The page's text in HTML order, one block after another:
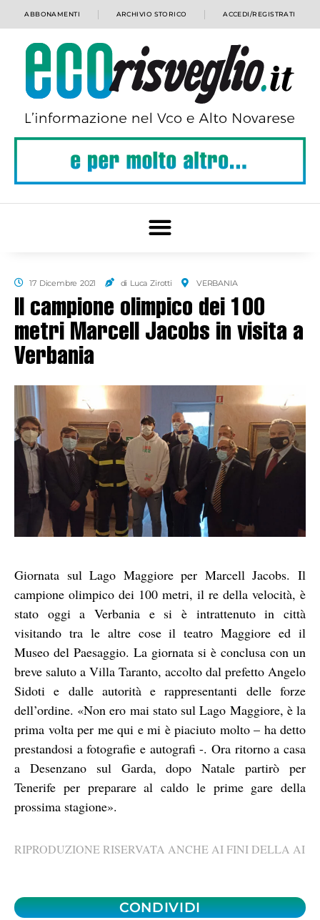
ABBONAMENTI ARCHIVIO STORICO ACCEDI/REGISTRATI
17 Dicembre 2021 di Luca Zirotti VERBANIA
Il campione olimpico dei 100
metri Marcell Jacobs in visita a
Verbania
Giornata sul Lago Maggiore per Marcell Jacobs. Il
campione olimpico dei 100 metri, il re della velocità, è
stato oggi a Verbania e si è intrattenuto in città
visitando tra le altre cose il teatro Maggiore ed il
Museo del Paesaggio. La giornata si è conclusa con un
breve saluto a Villa Taranto, accolto dal prefetto Angelo
Sidoti e dalle autorità e rappresentanti delle forze
dell’ordine. «Non ero mai stato sul Lago Maggiore, è la
prima volta per me qui e mi è piaciuto molto – ha detto
prestandosi a fotografie e autografi -. Ora ritorno a casa
a Desenzano sul Garda, dopo Natale partirò per
Tenerife per preparare al caldo le prime gare della
prossima stagione».
RIPRODUZIONE RISERVATA ANCHE AI FINI DELLA AI
CONDIVIDI